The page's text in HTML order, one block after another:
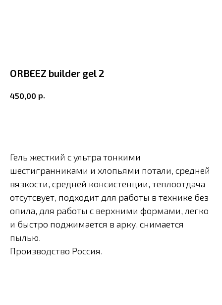
ORBEEZ builder gel 2
450,00 р.
Гель жесткий с ультра тонкими
шестигранниками и хлопьями потали, средней
вязкости, средней консистенции, теплоотдача
отсутсвует, подходит для работы в технике без
опила, для работы с верхними формами, легко
и быстро поджимается в арку, снимается
пылью.
Производство Россия.